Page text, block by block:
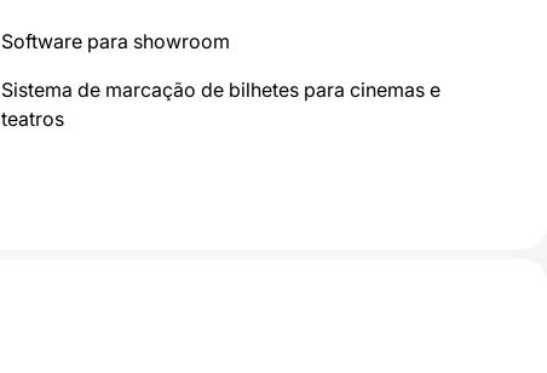
Software para showroom
Sistema de marcação de bilhetes para cinemas e
teatros